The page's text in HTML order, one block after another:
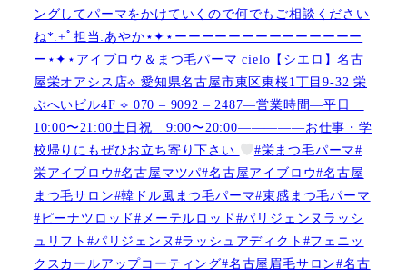
ングしてパーマをかけていくので何でもご相談ください
ね︎︎︎*.+ﾟ担当:あやか⋆✦⋆ーーーーーーーーーーーーーー
ー⋆✦⋆アイブロウ＆まつ毛パーマ cielo【シエロ】名古
屋栄オアシス店︎︎⟡ 愛知県名古屋市東区東桜1丁目9-32 栄
ぶへいビル4F ︎︎⟡ 070 – 9092 – 2487—営業時間—平日
10:00〜21:00土日祝 9:00〜20:00—————お仕事・学
校帰りにもぜひお立ち寄り下さい
#栄まつ毛パーマ#
栄アイブロウ#名古屋マツパ#名古屋アイブロウ#名古屋
まつ毛サロン#韓ドル風まつ毛パーマ#束感まつ毛パーマ
#ピーナツロッド#メーテルロッド#パリジェンヌラッシ
ュリフト#パリジェンヌ#ラッシュアディクト#フェニッ
クスカールアップコーティング#名古屋眉毛サロン#名古